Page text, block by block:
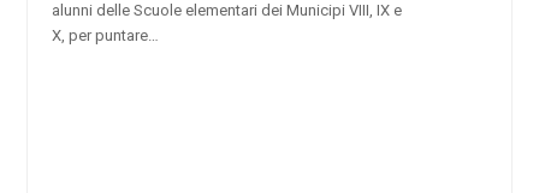
alunni delle Scuole elementari dei Municipi VIII, IX e
X, per puntare…